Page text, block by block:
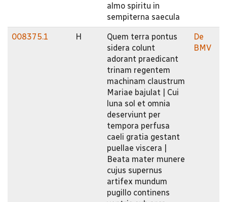
almo spiritu in
sempiterna saecula
008375.1 H
Quem terra pontus
sidera colunt
adorant praedicant
trinam regentem
machinam claustrum
Mariae bajulat | Cui
luna sol et omnia
deserviunt per
tempora perfusa
caeli gratia gestant
puellae viscera |
Beata mater munere
cujus supernus
artifex mundum
pugillo continens
De
BMV